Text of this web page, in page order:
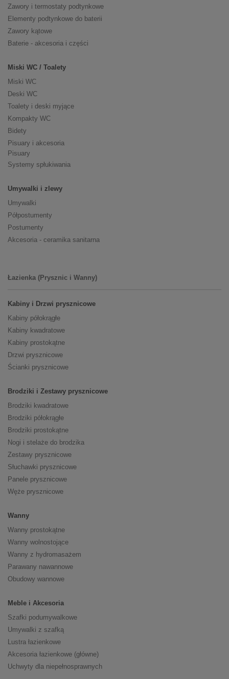
Zawory i termostaty podtynkowe
Elementy podtynkowe do baterii
Zawory kątowe
Baterie - akcesoria i części
Miski WC / Toalety
Miski WC
Deski WC
Toalety i deski myjące
Kompakty WC
Bidety
Pisuary i akcesoria
Pisuary
Systemy spłukiwania
Umywalki i zlewy
Umywalki
Półpostumenty
Postumenty
Akcesoria - ceramika sanitarna
Łazienka (Prysznic i Wanny)
Kabiny i Drzwi prysznicowe
Kabiny półokrągłe
Kabiny kwadratowe
Kabiny prostokątne
Drzwi prysznicowe
Ścianki prysznicowe
Brodziki i Zestawy prysznicowe
Brodziki kwadratowe
Brodziki półokrągłe
Brodziki prostokątne
Nogi i stelaże do brodzika
Zestawy prysznicowe
Słuchawki prysznicowe
Panele prysznicowe
Węże prysznicowe
Wanny
Wanny prostokątne
Wanny wolnostojące
Wanny z hydromasażem
Parawany nawannowe
Obudowy wannowe
Meble i Akcesoria
Szafki podumywalkowe
Umywalki z szafką
Lustra łazienkowe
Akcesoria łazienkowe (główne)
Uchwyty dla niepełnosprawnych